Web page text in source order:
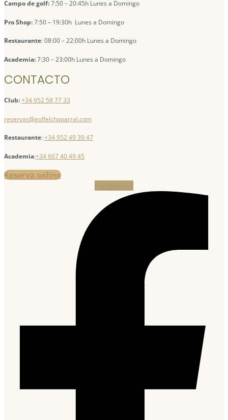
Campo de golf:7:50 – 20:45h Lunes a Domingo
Pro Shop:7:50 – 19:30h Lunes a Domingo
Restaurante: 08:00 – 22:00h Lunes a Domingo
Academia:7:30 – 23:00h Lunes a Domingo
CONTACTO
Club:+34 952 58 77 33
reservas@golfelchaparral.com
Restaurante:+34 952 49 39 47
Academia:+34 667 40 49 45
Reserva online